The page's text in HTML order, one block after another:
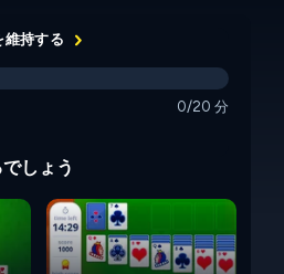
維持する
0/20 分
しょう